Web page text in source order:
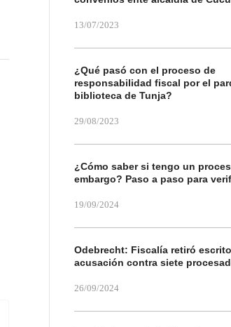
13/07/2023
¿Qué pasó con el proceso de
responsabilidad fiscal por el
biblioteca de Tunja?
29/08/2023
¿Cómo saber si tengo un
embargo? Paso a paso para
19/09/2024
Odebrecht: Fiscalía retiró
acusación contra siete
26/09/2024